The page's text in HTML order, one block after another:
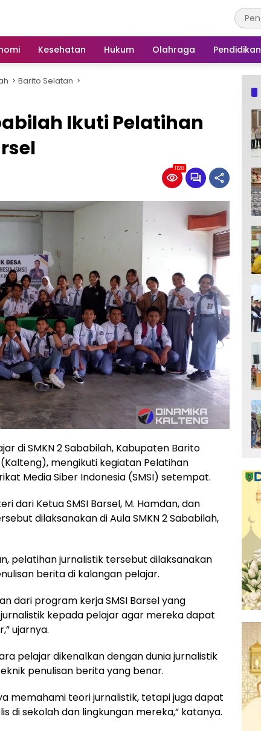
Kesehatan Hukum Olahraga Pendidikan
Barito Selatan
Ikuti Pelatihan
1128
di SMKN 2 Sababilah, Kabupaten Barito
mengikuti kegiatan Pelatihan
Media Siber Indonesia (SMSI) setempat.
dari Ketua SMSI Barsel, M. Hamdan, dan
dilaksanakan di Aula SMKN 2 Sababilah,
pelatihan jurnalistik tersebut dilaksanakan
berita di kalangan pelajar.
dari program kerja SMSI Barsel yang
kepada pelajar agar mereka dapat
ujarnya.
pelajar dikenalkan dengan dunia jurnalistik
penulisan berita yang benar.
memahami teori jurnalistik, tetapi juga dapat
di sekolah dan lingkungan mereka,” katanya.